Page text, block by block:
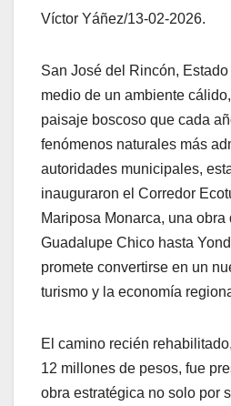
Víctor Yáñez/13-02-2026.
San José del Rincón,
medio de un ambiente
paisaje boscoso que cada
fenómenos naturales más
autoridades municipales,
inauguraron el Corredor
Mariposa Monarca, una
Guadalupe Chico hasta
promete convertirse en un
turismo y la economía
El camino recién
12 millones de pesos, fue
obra estratégica no solo por